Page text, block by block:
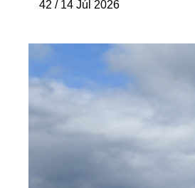
42 / 14 Júl 2026